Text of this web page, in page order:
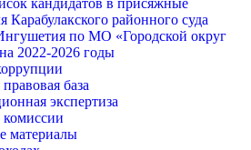
Карабулакского районного суда
по МО «Городской округ
2022-2026 годы
база
экспертиза
комиссии
материалы